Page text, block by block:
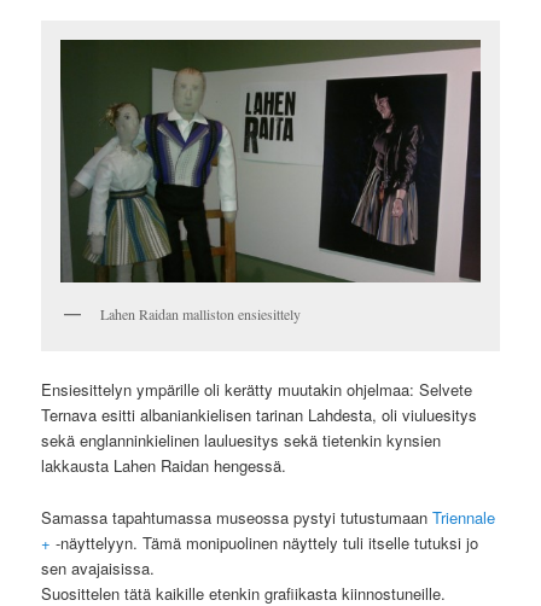
Lahen Raidan malliston ensiesittely
Ensiesittelyn ympärille oli kerätty muutakin ohjelmaa: Selvete
Ternava esitti albaniankielisen tarinan Lahdesta, oli viuluesitys
sekä englanninkielinen lauluesitys sekä tietenkin kynsien
lakkausta Lahen Raidan hengessä.
Samassa tapahtumassa museossa pystyi tutustumaanTriennale
+ -näyttelyyn. Tämä monipuolinen näyttely tuli itselle tutuksi jo
sen avajaisissa.
Suosittelen tätä kaikille etenkin grafiikasta kiinnostuneille.